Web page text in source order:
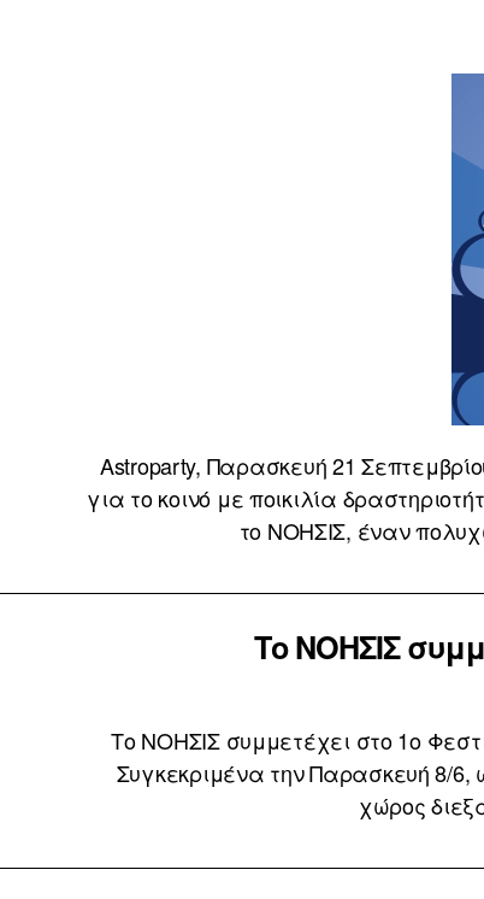
Astroparty, Παρασκευή 21
για το κοινό με ποικιλία
το ΝΟΗΣΙΣ, έναν
Το ΝΟΗΣΙΣ
Το ΝΟΗΣΙΣ συμμετέχει στο 1ο
Συγκεκριμένα την Παρασκευή 8/6,
χώρος